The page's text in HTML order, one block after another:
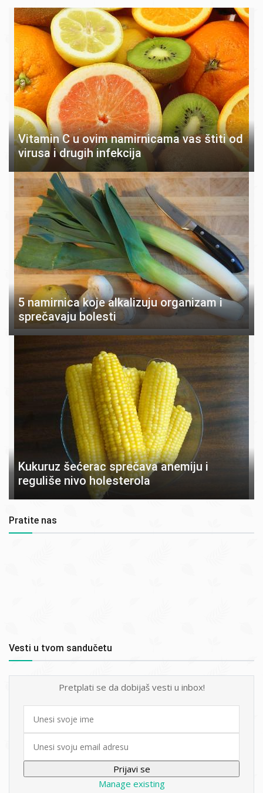
Vitamin C u ovim namirnicama vas štiti od
virusa i drugih infekcija
5 namirnica koje alkalizuju organizam i
sprečavaju bolesti
Kukuruz šećerac sprečava anemiju i
reguliše nivo holesterola
Pratite nas
Vesti u tvom sandučetu
Pretplati se da dobijaš vesti u inbox!
First
Manage existing